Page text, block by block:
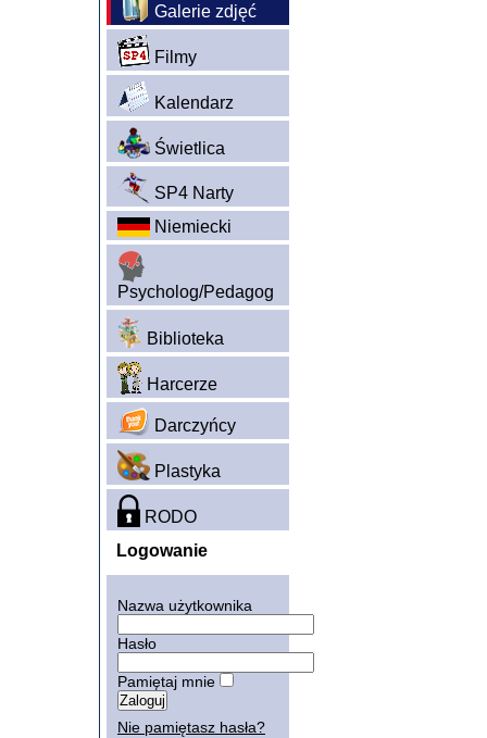
Galerie zdjęć
Filmy
Kalendarz
Świetlica
SP4 Narty
Niemiecki
Psycholog/Pedagog
Biblioteka
Harcerze
Darczyńcy
Plastyka
RODO
Logowanie
Nazwa użytkownika
Hasło
Pamiętaj mnie
Nie pamiętasz hasła?